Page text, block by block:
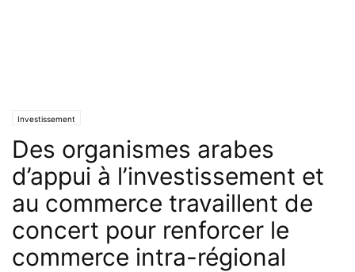
Investissement
Des organismes arabes
d’appui à l’investissement et
au commerce travaillent de
concert pour renforcer le
commerce intra-régional